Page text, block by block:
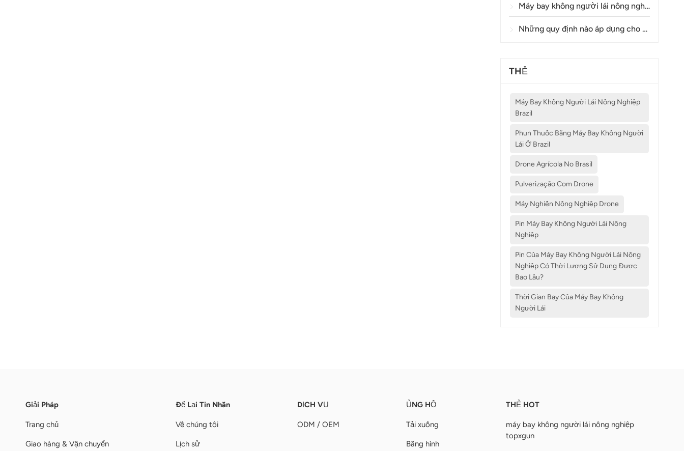
Máy bay không người lái nông nghiệp có độ chính xác như thế nào trong việc phun thuốc và giám sát cây trồng?
Những quy định nào áp dụng cho việc sử dụng máy bay không người lái trong nông nghiệp ở các quốc gia khác nhau?
THẺ
Máy Bay Không Người Lái Nông Nghiệp
Brazil
Phun Thuốc Bằng Máy Bay Không Người
Lái Ở Brazil
Drone Agrícola No Brasil
Pulverização Com Drone
Máy Nghiền Nông Nghiệp Drone
Pin Máy Bay Không Người Lái Nông
Nghiệp
Pin Của Máy Bay Không Người Lái Nông
Nghiệp Có Thời Lượng Sử Dụng Được
Bao Lâu?
Thời Gian Bay Của Máy Bay Không
Người Lái
Giải Pháp
Trang chủ
Giao hàng & Vận chuyển
Để Lại Tin Nhắn
Về chúng tôi
Lịch sử
DỊCH VỤ
ODM / OEM
ỦNG HỘ
Tải xuống
Băng hình
THẺ HOT
máy bay không người lái nông nghiệp
topxgun